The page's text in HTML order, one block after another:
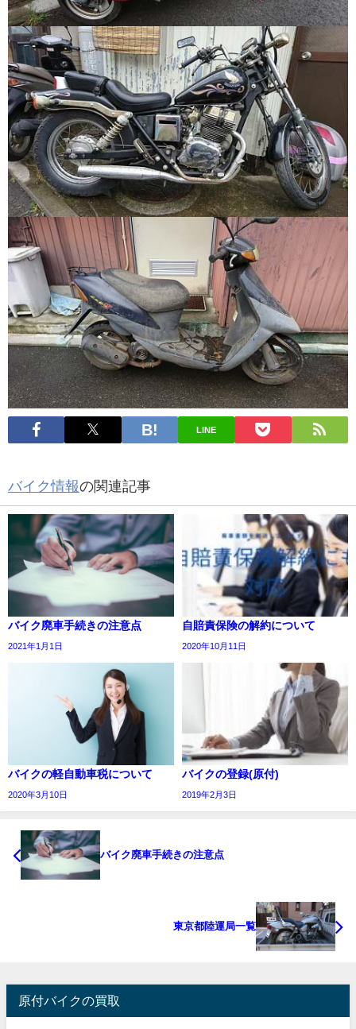
LINE
バイク情報の関連記事
バイク廃車手続きの注意点
2021年1月1日
自賠責保険の解約について
2020年10月11日
バイクの軽自動車税について
2020年3月10日
バイクの登録(原付)
2019年2月3日
バイク廃車手続きの注意点
東京都陸運局一覧
原付バイクの買取